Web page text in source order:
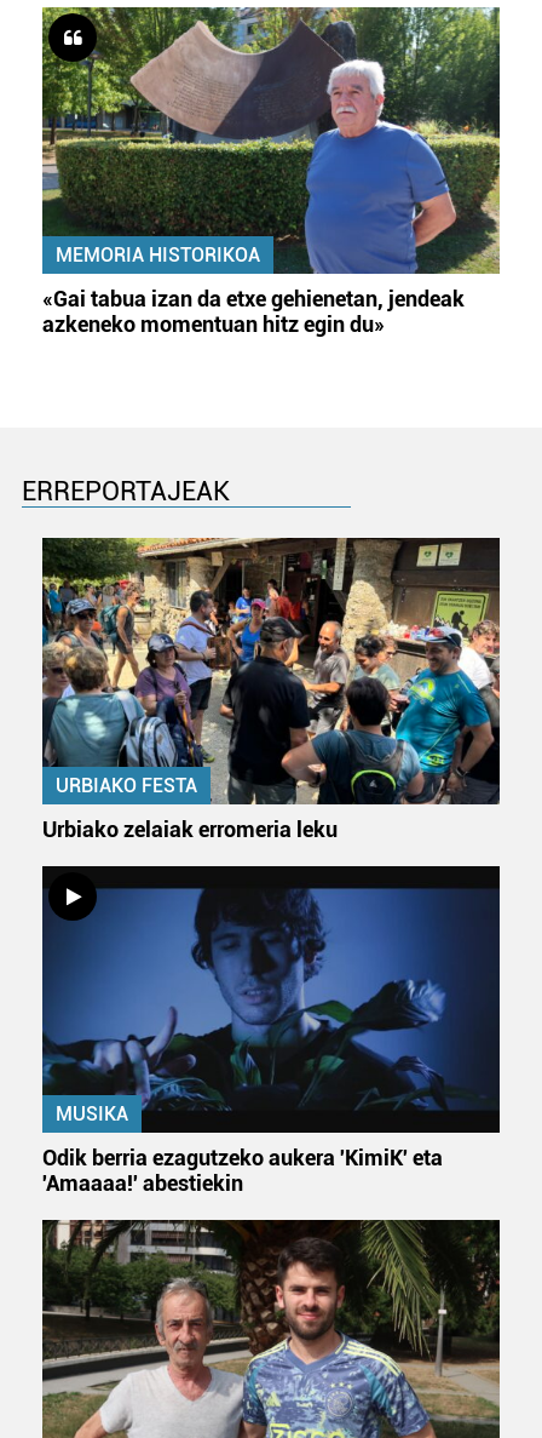
Webgune honek cookie propioak eta hirugarrenen cookie-
fitxategiak erabiltzen ditu. Zure esperientzia eta
zerbitzuak hobetzeko asmoz, cookie teknologiaz
baliatzen gara. Ohar hau onartuz gero, teknologia hori
erabiltzeko baimen esplizitua ematen diguzu. Gehiago
irakurri
MEMORIA HISTORIKOA
«Gai tabua izan da etxe gehienetan, jendeak
azkeneko momentuan hitz egin du»
ERREPORTAJEAK
URBIAKO FESTA
Urbiako zelaiak erromeria leku
MUSIKA
Odik berria ezagutzeko aukera 'KimiK' eta
'Amaaaa!' abestiekin